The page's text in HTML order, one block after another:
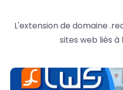
L'extension de domaine
sites web liés à